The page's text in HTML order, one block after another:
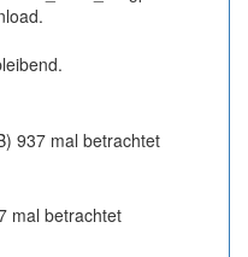
937 mal betrachtet
mal betrachtet